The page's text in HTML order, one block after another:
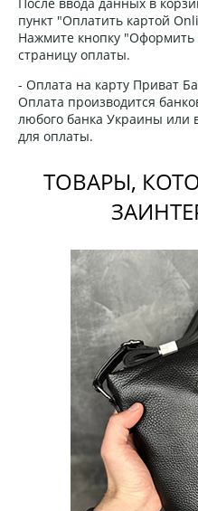
пункт "Оплатить картой
Нажмите кнопку "Оформить
страницу оплаты.
- Оплата на карту Приват
Оплата производится
любого банка Украины или
для оплаты.
ТОВАРЫ,